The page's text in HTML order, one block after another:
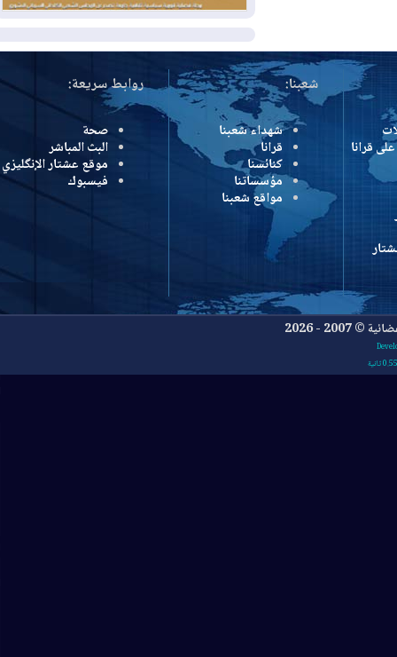
شعبنا:
شهداء شعبنا
قرانا
كنائسنا
مؤسساتنا
مواقع شعبنا
روابط سريعة:
صحة
البث المباشر
موقع عشتار الإنگليزي
فيسبوك
2026